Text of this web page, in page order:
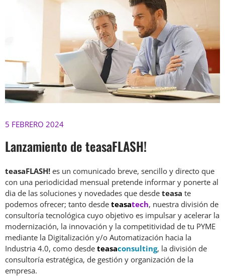
5 FEBRERO 2024
Lanzamiento de teasaFLASH!
teasaFLASH! es un comunicado breve, sencillo y directo que
con una periodicidad mensual pretende informar y ponerte al
dia de las soluciones y novedades que desde teasa te
podemos ofrecer; tanto desde teasatech, nuestra división de
consultoría tecnológica cuyo objetivo es impulsar y acelerar la
modernización, la innovación y la competitividad de tu PYME
mediante la Digitalización y/o Automatización hacia la
Industria 4.0, como desde teasaconsulting, la división de
consultoría estratégica, de gestión y organización de la
empresa.